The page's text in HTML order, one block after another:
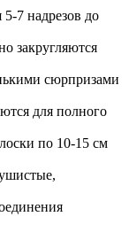
5-7 надрезов до
закругляются
сюрпризами
для полного
по 10-15 см